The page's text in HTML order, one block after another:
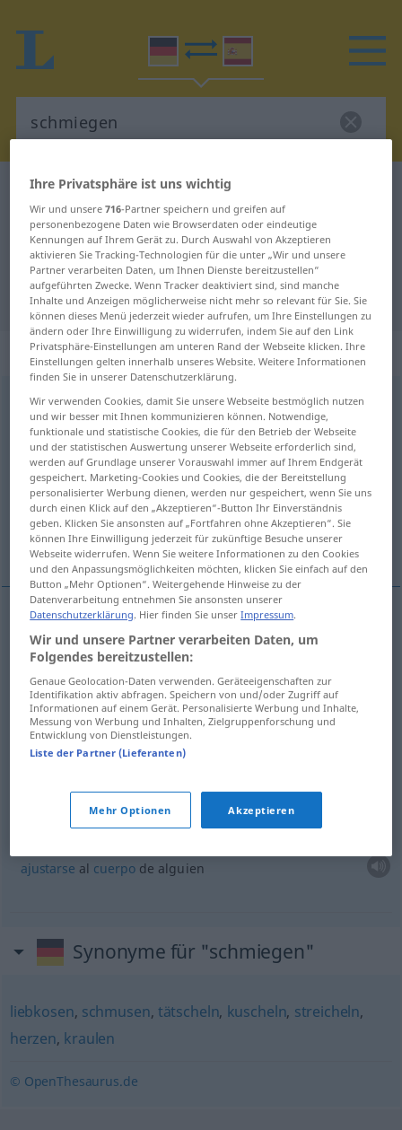
Deutsch-Spanisch Wörterbuch
Deutsch-Spanisch Übersetzung für
"schmiegen"
"schmiegen" Spanisch Übersetzung
„schmiegen“: reflexives Verb
schmiegen [ˈʃmiːgən]v/r
Übersicht aller Übersetzungen
(Für mehr Details die Übersetzung anklicken/antippen)
estrecharse contra... amoldarse...
ajustarse al cuerpo de...
Beispiele
sich an jemanden schmiegen
estrecharsecontraalguien
sich anetwas (AKK)schmiegen
an die Haut, um den Körper
etc
ajustarse al cuerpode alguien
Synonyme für "schmiegen"
liebkosen, schmusen, tätscheln, kuscheln, streicheln,
herzen, kraulen
© OpenThesaurus.de
Ihre Privatsphäre ist uns wichtig
Wir und unsere716-Partner speichern und greifen auf
personenbezogene Daten wie Browserdaten oder eindeutige
Kennungen auf Ihrem Gerät zu. Durch Auswahl von Akzeptieren
aktivieren Sie Tracking-Technologien für die unter „Wir und unsere
Partner verarbeiten Daten, um Ihnen Dienste bereitzustellen“
aufgeführten Zwecke. Wenn Tracker deaktiviert sind, sind manche
Inhalte und Anzeigen möglicherweise nicht mehr so relevant für Sie. Sie
können dieses Menü jederzeit wieder aufrufen, um Ihre Einstellungen zu
ändern oder Ihre Einwilligung zu widerrufen, indem Sie auf den Link
Privatsphäre-Einstellungen am unteren Rand der Webseite klicken. Ihre
Einstellungen gelten innerhalb unseres Website. Weitere Informationen
finden Sie in unserer Datenschutzerklärung.
Wir verwenden Cookies, damit Sie unsere Webseite bestmöglich nutzen
und wir besser mit Ihnen kommunizieren können. Notwendige,
funktionale und statistische Cookies, die für den Betrieb der Webseite
und der statistischen Auswertung unserer Webseite erforderlich sind,
werden auf Grundlage unserer Vorauswahl immer auf Ihrem Endgerät
gespeichert. Marketing-Cookies und Cookies, die der Bereitstellung
personalisierter Werbung dienen, werden nur gespeichert, wenn Sie uns
durch einen Klick auf den „Akzeptieren“-Button Ihr Einverständnis
geben. Klicken Sie ansonsten auf „Fortfahren ohne Akzeptieren“. Sie
können Ihre Einwilligung jederzeit für zukünftige Besuche unserer
Webseite widerrufen. Wenn Sie weitere Informationen zu den Cookies
und den Anpassungsmöglichkeiten möchten, klicken Sie einfach auf den
Button „Mehr Optionen“. Weitergehende Hinweise zu der
Datenverarbeitung entnehmen Sie ansonsten unserer
Datenschutzerklärung. Hier finden Sie unserImpressum.
Wir und unsere Partner verarbeiten Daten, um
Folgendes bereitzustellen:
Genaue Geolocation-Daten verwenden. Geräteeigenschaften zur
Identifikation aktiv abfragen. Speichern von und/oder Zugriff auf
Informationen auf einem Gerät. Personalisierte Werbung und Inhalte,
Messung von Werbung und Inhalten, Zielgruppenforschung und
Entwicklung von Dienstleistungen.
Liste der Partner (Lieferanten)
Mehr Optionen Akzeptieren